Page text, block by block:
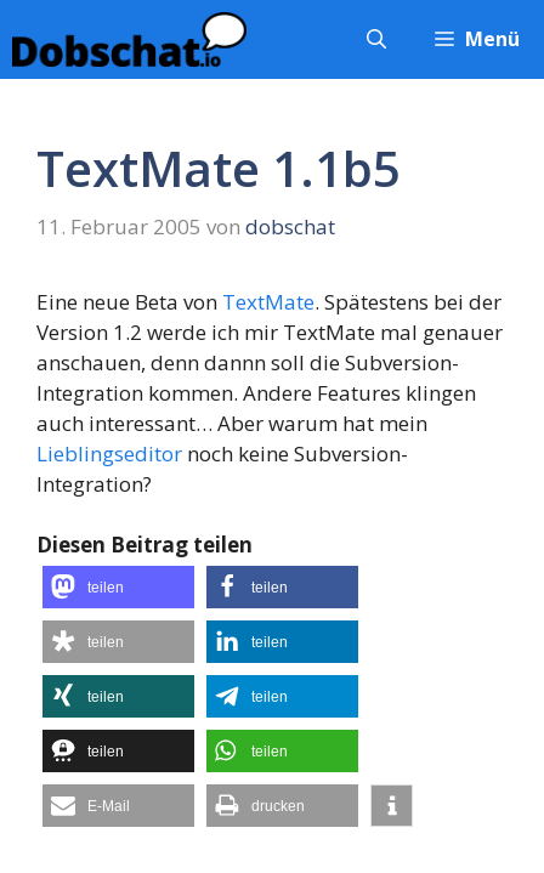
Inhalt
springen
Menü
TextMate 1.1b5
11. Februar 2005 von dobschat
Eine neue Beta von TextMate. Spätestens bei der
Version 1.2 werde ich mir TextMate mal genauer
anschauen, denn dannn soll die Subversion-
Integration kommen. Andere Features klingen
auch interessant… Aber warum hat mein
Lieblingseditor noch keine Subversion-
Integration?
Diesen Beitrag teilen
teilen teilen
teilen teilen
teilen teilen
teilen teilen
E-Mail drucken